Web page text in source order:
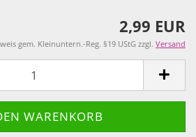
2,99 EUR
gem. Kleinuntern.-Reg. §19 UStG zzgl. Versand